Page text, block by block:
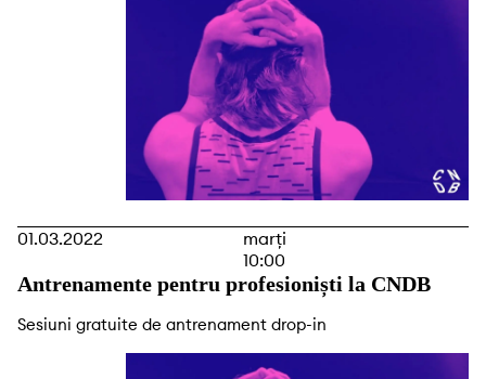
01.03.2022
marți
10:00
Antrenamente pentru profesioniști la CNDB
Sesiuni gratuite de antrenament drop-in